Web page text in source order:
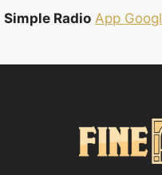
Simple Radio App